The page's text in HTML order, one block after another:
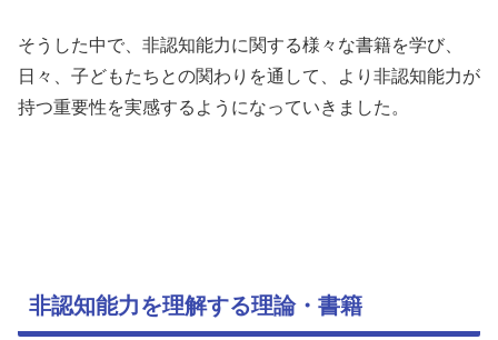
そうした中で、非認知能力に関する様々な書籍を学び、
日々、子どもたちとの関わりを通して、より非認知能力が
持つ重要性を実感するようになっていきました。
非認知能力を理解する理論・書籍